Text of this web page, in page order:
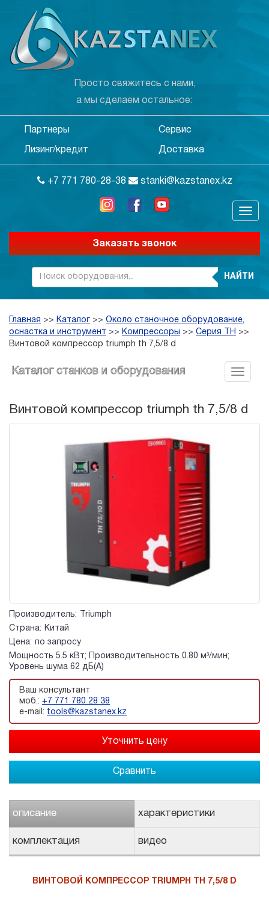
Просто свяжитесь с нами,
а мы сделаем остальное:
Партнеры Сервис
Лизинг/кредит Доставка
+7 771 780-28-38 stanki@kazstanex.kz
Заказать звонок
НАЙТИ
Главная >> Каталог >> Около станочное оборудование,
оснастка и инструмент >> Компрессоры >> Серия TH >>
Винтовой компрессор triumph th 7,5/8 d
Каталог станков и оборудования
Винтовой компрессор triumph th 7,5/8 d
Производитель:
Triumph
Страна:
Китай
Цена:
по запросу
Мощность 5.5 кВт; Производительность 0.80 м³/мин;
Уровень шума 62 дБ(А)
Ваш консультант
моб.: +7 771 780 28 38
e-mail: tools@kazstanex.kz
Сравнить
описание характеристики
комплектация видео
ВИНТОВОЙ КОМПРЕССОР TRIUMPH TH 7,5/8 D